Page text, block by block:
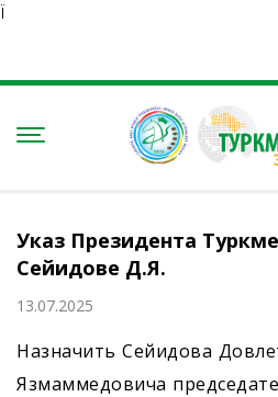
Ï
Указ Президента
Сейидове Д.Я.
13.07.2025
Назначить Сейидова
Язмаммедовича